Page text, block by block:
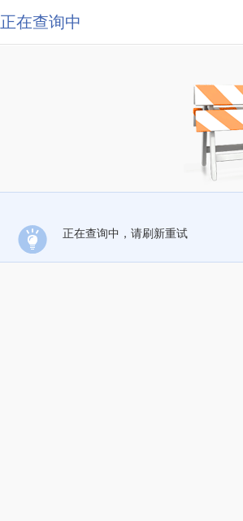
正在查询中
正在查询中，请刷新重试